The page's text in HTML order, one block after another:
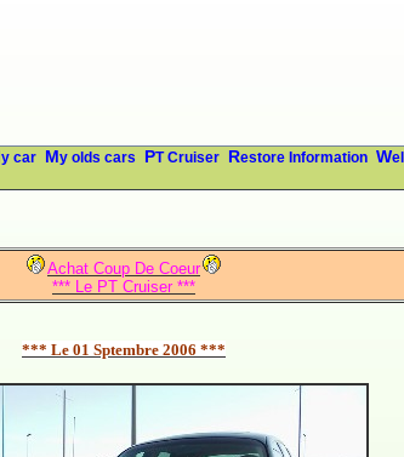
My car My olds cars PT Cruiser Restore Information
Achat Coup De Coeur
*** Le PT Cruiser ***
*** Le 01 Sptembre 2006 ***